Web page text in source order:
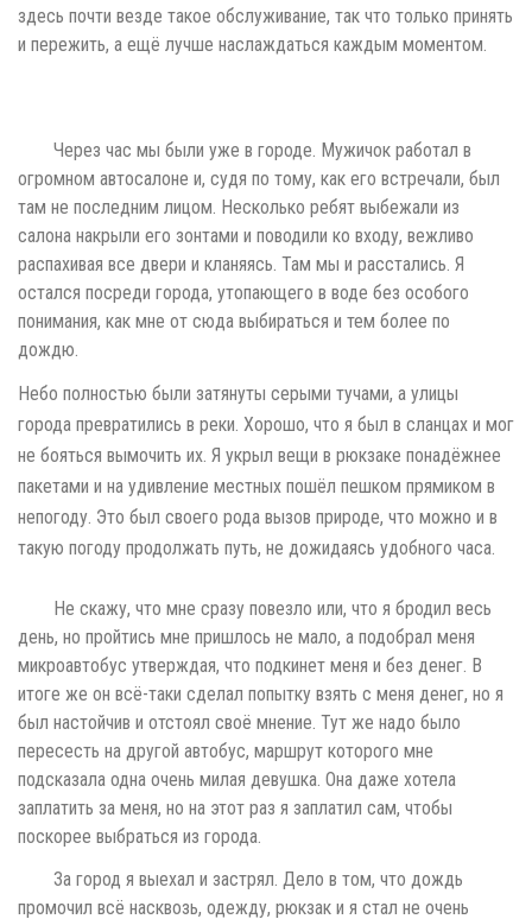
здесь почти везде такое обслуживание, так что только принять
и пережить, а ещё лучше наслаждаться каждым моментом.
Через час мы были уже в городе. Мужичок работал в
огромном автосалоне и, судя по тому, как его встречали, был
там не последним лицом. Несколько ребят выбежали из
салона накрыли его зонтами и поводили ко входу, вежливо
распахивая все двери и кланяясь. Там мы и расстались. Я
остался посреди города, утопающего в воде без особого
понимания, как мне от сюда выбираться и тем более по
дождю.
Небо полностью были затянуты серыми тучами, а улицы
города превратились в реки. Хорошо, что я был в сланцах и мог
не бояться вымочить их. Я укрыл вещи в рюкзаке понадёжнее
пакетами и на удивление местных пошёл пешком прямиком в
непогоду. Это был своего рода вызов природе, что можно и в
такую погоду продолжать путь, не дожидаясь удобного часа.
Не скажу, что мне сразу повезло или, что я бродил весь
день, но пройтись мне пришлось не мало, а подобрал меня
микроавтобус утверждая, что подкинет меня и без денег. В
итоге же он всё-таки сделал попытку взять с меня денег, но я
был настойчив и отстоял своё мнение. Тут же надо было
пересесть на другой автобус, маршрут которого мне
подсказала одна очень милая девушка. Она даже хотела
заплатить за меня, но на этот раз я заплатил сам, чтобы
поскорее выбраться из города.
За город я выехал и застрял. Дело в том, что дождь
промочил всё насквозь, одежду, рюкзак и я стал не очень